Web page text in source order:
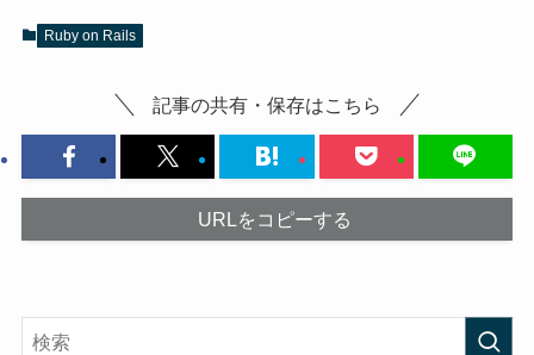
Ruby on Rails
記事の共有・保存はこちら
URLをコピーする